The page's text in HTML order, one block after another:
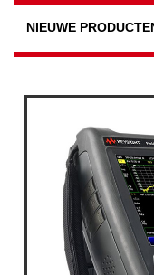
NIEUWE